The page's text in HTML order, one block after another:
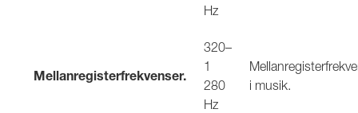
Hz
Mellanregisterfrekvenser.
320–
1
280
Hz
i musik.